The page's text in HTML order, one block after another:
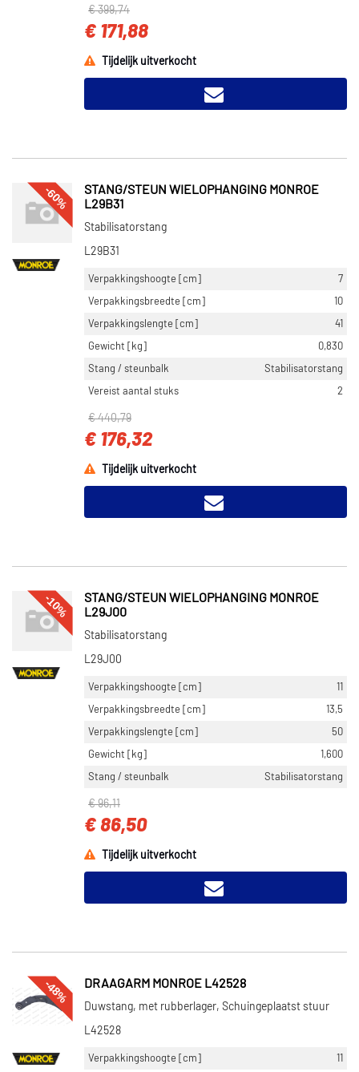
€ 399,74
€ 171,88
Tijdelijk uitverkocht
-60%
STANG/STEUN WIELOPHANGING MONROE
L29B31
Stabilisatorstang
L29B31
Verpakkingshoogte [cm]
7
Verpakkingsbreedte [cm]
10
Verpakkingslengte [cm]
41
Gewicht [kg]
0,830
Stang / steunbalk
Stabilisatorstang
Vereist aantal stuks
2
€ 440,79
€ 176,32
Tijdelijk uitverkocht
-10%
STANG/STEUN WIELOPHANGING MONROE
L29J00
Stabilisatorstang
L29J00
Verpakkingshoogte [cm]
11
Verpakkingsbreedte [cm]
13,5
Verpakkingslengte [cm]
50
Gewicht [kg]
1,600
Stang / steunbalk
Stabilisatorstang
€ 96,11
€ 86,50
Tijdelijk uitverkocht
-48% DRAAGARM MONROE L42528
Duwstang, met rubberlager, Schuingeplaatst stuur
L42528
Verpakkingshoogte [cm] 11